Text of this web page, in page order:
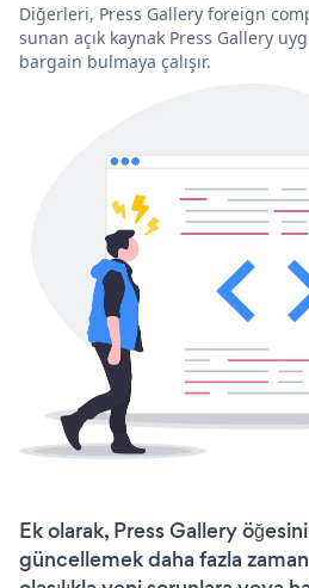
Diğerleri, Press Gallery foreign
sunan açık kaynak Press Gallery
bargain bulmaya çalışır.
Ek olarak, Press Gallery
güncellemek daha fazla